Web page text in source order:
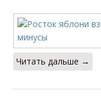
Читать дальше →